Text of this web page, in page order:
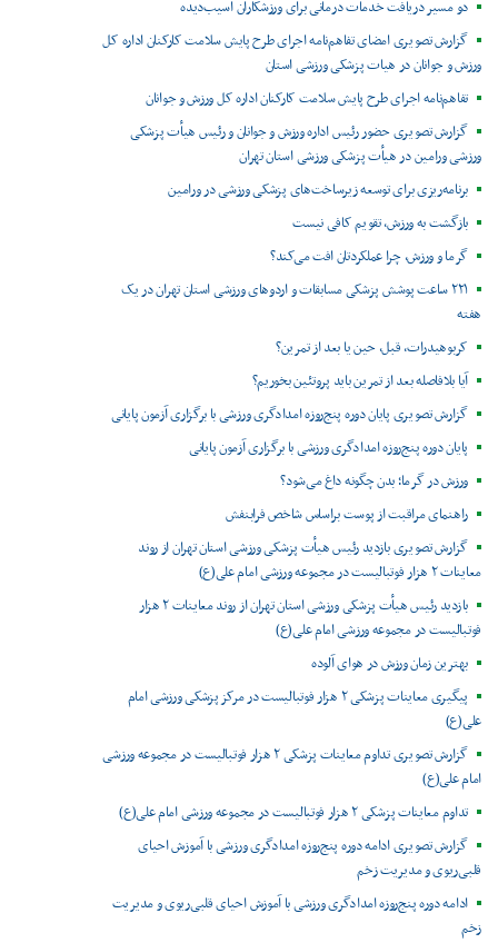
دو مسیر دریافت خدمات درمانی برای ورزشکاران آسیب‌دیده
گزارش تصویری امضای تفاهم‌نامه اجرای طرح پایش سلامت کارکنان اداره کل
ورزش و جوانان در هیات پزشکی ورزشی استان
تفاهم‌نامه اجرای طرح پایش سلامت کارکنان اداره کل ورزش و جوانان
گزارش تصویری حضور رئیس اداره ورزش و جوانان و رئیس هیأت پزشکی
ورزشی ورامین در هیأت پزشکی ورزشی استان تهران
برنامه‌ریزی برای توسعه زیرساخت‌های پزشکی ورزشی در ورامین
بازگشت به ورزش، تقویم کافی نیست
گرما و ورزش، چرا عملکردتان افت می‌کند؟
۲۲۱ ساعت پوشش پزشکی مسابقات و اردوهای ورزشی استان تهران در یک
هفته
کربوهیدرات، قبل، حین یا بعد از تمرین؟
آیا بلافاصله بعد از تمرین باید پروتئین بخوریم؟
گزارش تصویری پایان دوره پنج‌روزه امدادگری ورزشی با برگزاری آزمون پایانی
پایان دوره پنج‌روزه امدادگری ورزشی با برگزاری آزمون پایانی
ورزش در گرما؛ بدن چگونه داغ می‌شود؟
راهنمای مراقبت از پوست براساس شاخص فرابنفش
گزارش تصویری بازدید رئیس هیأت پزشکی ورزشی استان تهران از روند
معاینات ۲ هزار فوتبالیست در مجموعه ورزشی امام علی(ع)
بازدید رئیس هیأت پزشکی ورزشی استان تهران از روند معاینات ۲ هزار
فوتبالیست در مجموعه ورزشی امام علی(ع)
بهترین زمان ورزش در هوای آلوده
پیگیری معاینات پزشکی ۲ هزار فوتبالیست در مرکز پزشکی ورزشی امام
علی(ع)
گزارش تصویری تداوم معاینات پزشکی ۲ هزار فوتبالیست در مجموعه ورزشی
امام علی(ع)
تداوم معاینات پزشکی ۲ هزار فوتبالیست در مجموعه ورزشی امام علی(ع)
گزارش تصویری ادامه دوره پنج‌روزه امدادگری ورزشی با آموزش احیای
قلبی‌ریوی و مدیریت زخم
ادامه دوره پنج‌روزه امدادگری ورزشی با آموزش احیای قلبی‌ریوی و مدیریت
زخم